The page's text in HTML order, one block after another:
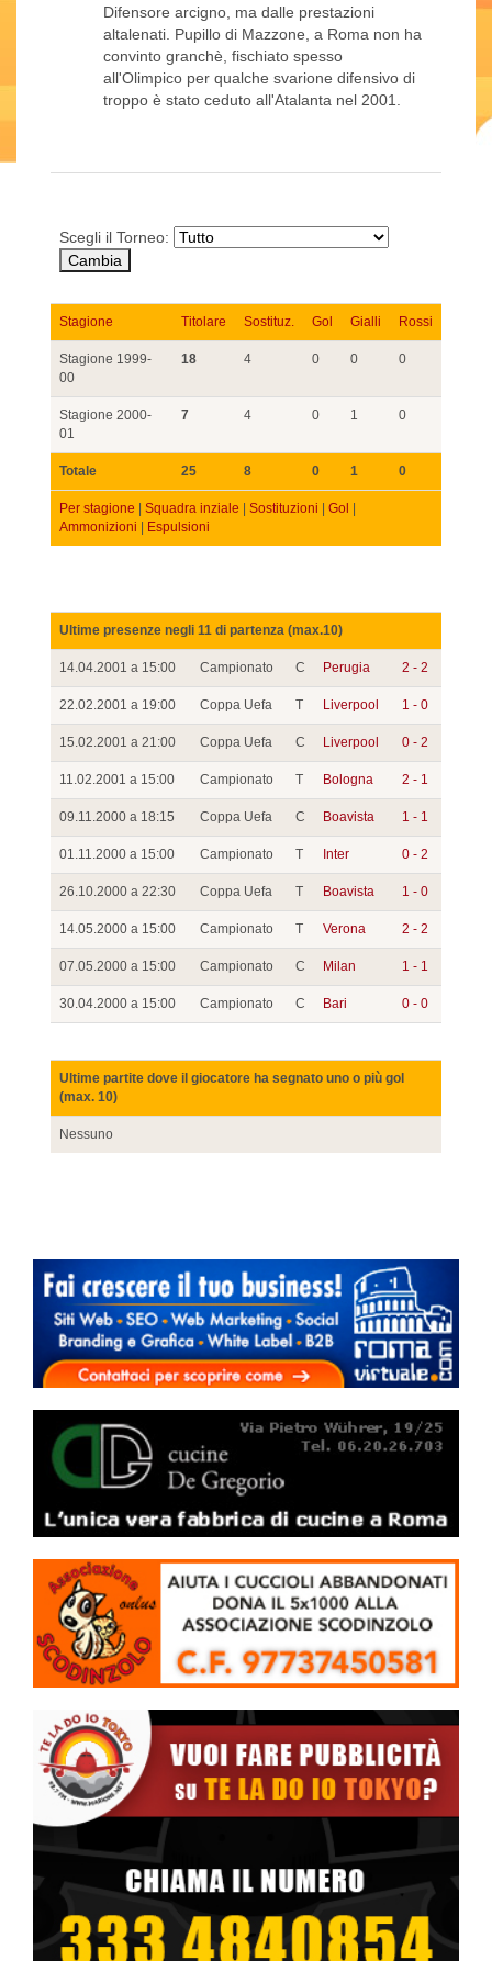
Difensore arcigno, ma dalle prestazioni
altalenati. Pupillo di Mazzone, a Roma non ha
convinto granchè, fischiato spesso
all'Olimpico per qualche svarione difensivo di
troppo è stato ceduto all'Atalanta nel 2001.
Scegli il Torneo:
Stagione Titolare Sostituz. Gol Gialli Rossi
Stagione 1999-
00
18 4 0 0 0
Stagione 2000-
01
7 4 0 1 0
Totale 25 8 0 1 0
Per stagione Squadra inziale Sostituzioni Gol
Ammonizioni
Espulsioni
Ultime presenze negli 11 di partenza (max.10)
14.04.2001 a 15:00 Campionato C Perugia 2 - 2
22.02.2001 a 19:00 Coppa Uefa T Liverpool 1 - 0
15.02.2001 a 21:00 Coppa Uefa C Liverpool 0 - 2
11.02.2001 a 15:00 Campionato T Bologna 2 - 1
09.11.2000 a 18:15 Coppa Uefa C Boavista 1 - 1
01.11.2000 a 15:00 Campionato T Inter 0 - 2
26.10.2000 a 22:30 Coppa Uefa T Boavista 1 - 0
14.05.2000 a 15:00 Campionato T Verona 2 - 2
07.05.2000 a 15:00 Campionato C Milan 1 - 1
30.04.2000 a 15:00 Campionato C Bari 0 - 0
Ultime partite dove il giocatore ha segnato uno o più gol
(max. 10)
Nessuno